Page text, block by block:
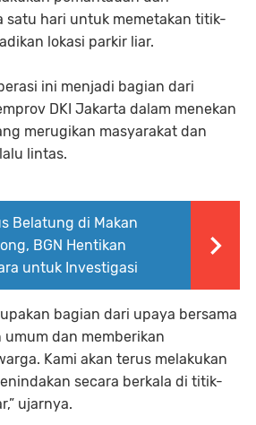
satu hari untuk memetakan titik-
lokasi parkir liar.
ini menjadi bagian dari
DKI Jakarta dalam menekan
merugikan masyarakat dan
lintas.
Belatung di Makan
BGN Hentikan
untuk Investigasi
bagian dari upaya bersama
dan memberikan
Kami akan terus melakukan
secara berkala di titik-
ujarnya.